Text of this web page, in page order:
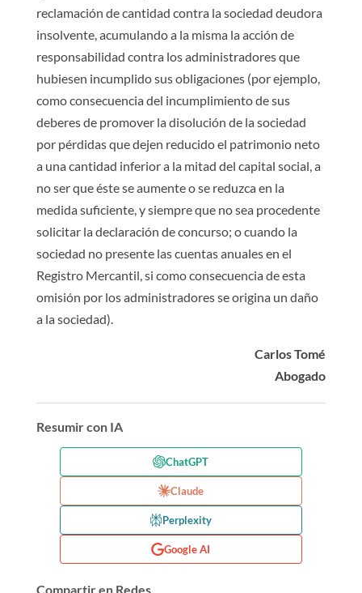
reclamación de cantidad contra la sociedad deudora
insolvente, acumulando a la misma la acción de
responsabilidad contra los administradores que
hubiesen incumplido sus obligaciones (por ejemplo,
como consecuencia del incumplimiento de sus
deberes de promover la disolución de la sociedad
por pérdidas que dejen reducido el patrimonio neto
a una cantidad inferior a la mitad del capital social, a
no ser que éste se aumente o se reduzca en la
medida suficiente, y siempre que no sea procedente
solicitar la declaración de concurso; o cuando la
sociedad no presente las cuentas anuales en el
Registro Mercantil, si como consecuencia de esta
omisión por los administradores se origina un daño
a la sociedad).
Carlos Tomé
Abogado
Resumir con IA
ChatGPT
Claude
Perplexity
Google AI
Compartir en Redes